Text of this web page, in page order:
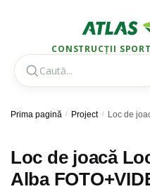
CONSTRUCȚII
Prima pagină / Project / Loc de
Loc de joacă
Alba